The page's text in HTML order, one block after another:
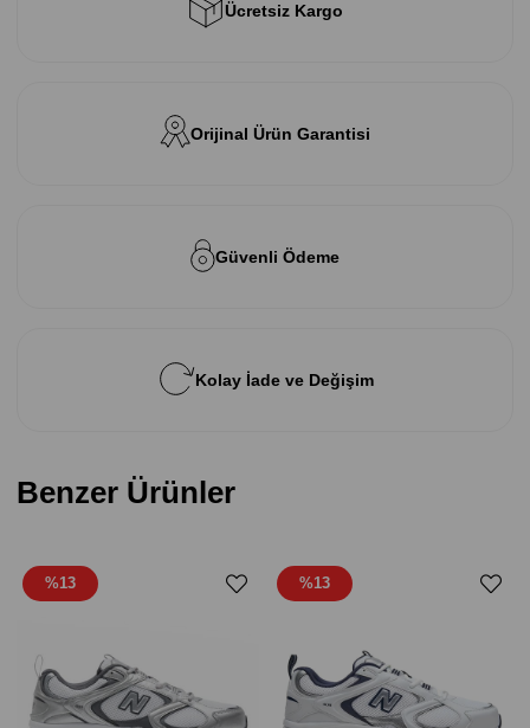
Ücretsiz Kargo
Orijinal Ürün Garantisi
Güvenli Ödeme
Kolay İade ve Değişim
Benzer Ürünler
%13 %13